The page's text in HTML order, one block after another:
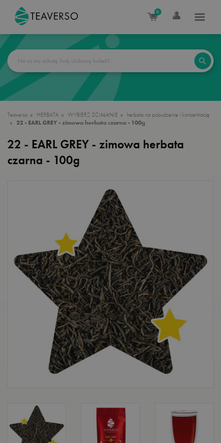
0
Teaverso HERBATA WYBIERZ DZIAŁANIE
herbata na pobudzenie i koncentrację
22 - EARL GREY - zimowa herbata czarna - 100g
22 - EARL GREY - zimowa herbata
czarna - 100g